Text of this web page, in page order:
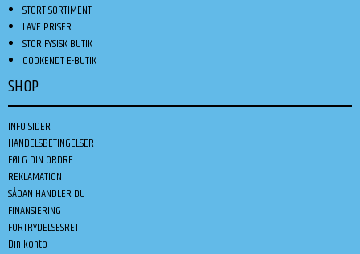
STORT SORTIMENT
LAVE PRISER
STOR FYSISK BUTIK
GODKENDT E-BUTIK
SHOP
INFO SIDER
HANDELSBETINGELSER
FØLG DIN ORDRE
REKLAMATION
SÅDAN HANDLER DU
FINANSIERING
FORTRYDELSESRET
Din konto